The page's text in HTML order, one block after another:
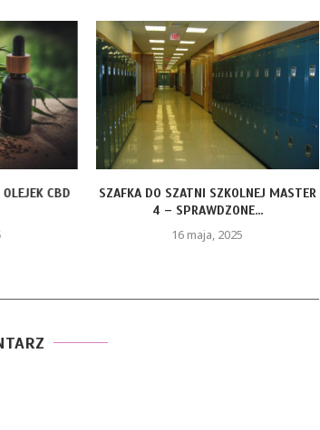
CBD
SZAFKA DO SZATNI SZKOLNEJ MASTER
4 – SPRAWDZONE...
16 maja, 2025